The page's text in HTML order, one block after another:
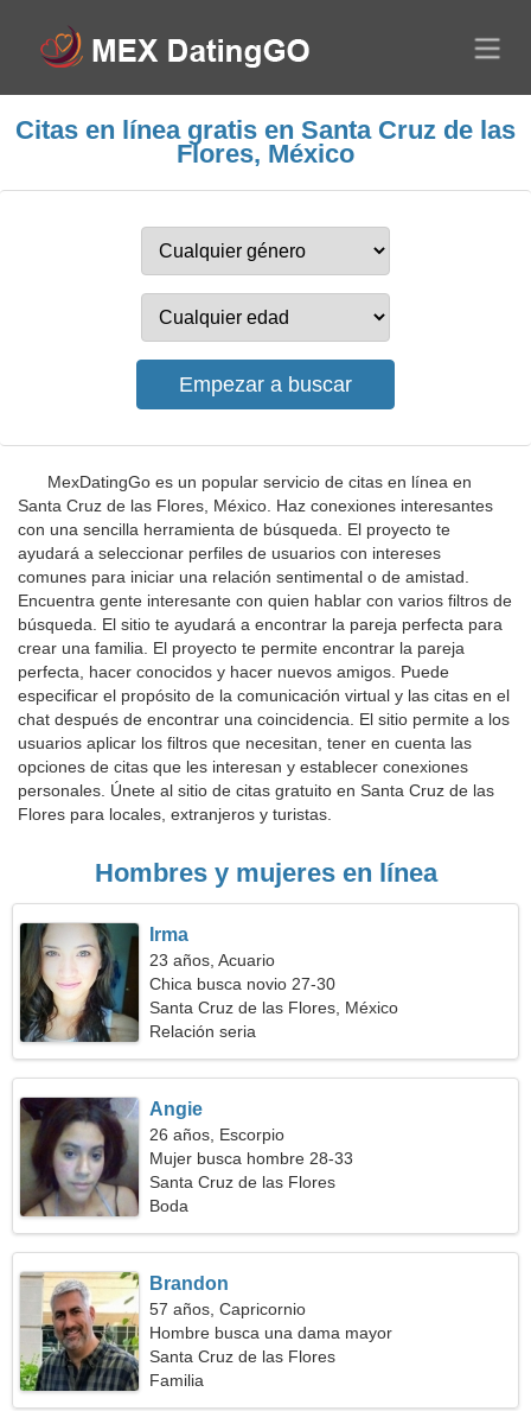
Citas en línea gratis en Santa Cruz de las
Flores, México
MexDatingGo es un popular servicio de citas en línea en
Santa Cruz de las Flores, México. Haz conexiones interesantes
con una sencilla herramienta de búsqueda. El proyecto te
ayudará a seleccionar perfiles de usuarios con intereses
comunes para iniciar una relación sentimental o de amistad.
Encuentra gente interesante con quien hablar con varios filtros de
búsqueda. El sitio te ayudará a encontrar la pareja perfecta para
crear una familia. El proyecto te permite encontrar la pareja
perfecta, hacer conocidos y hacer nuevos amigos. Puede
especificar el propósito de la comunicación virtual y las citas en el
chat después de encontrar una coincidencia. El sitio permite a los
usuarios aplicar los filtros que necesitan, tener en cuenta las
opciones de citas que les interesan y establecer conexiones
personales. Únete al sitio de citas gratuito en Santa Cruz de las
Flores para locales, extranjeros y turistas.
Hombres y mujeres en línea
Irma
23 años, Acuario
Chica busca novio 27-30
Santa Cruz de las Flores, México
Relación seria
Angie
26 años, Escorpio
Mujer busca hombre 28-33
Santa Cruz de las Flores
Boda
Brandon
57 años, Capricornio
Hombre busca una dama mayor
Santa Cruz de las Flores
Familia